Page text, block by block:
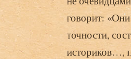
говорит: «Они
точности,
историков…,